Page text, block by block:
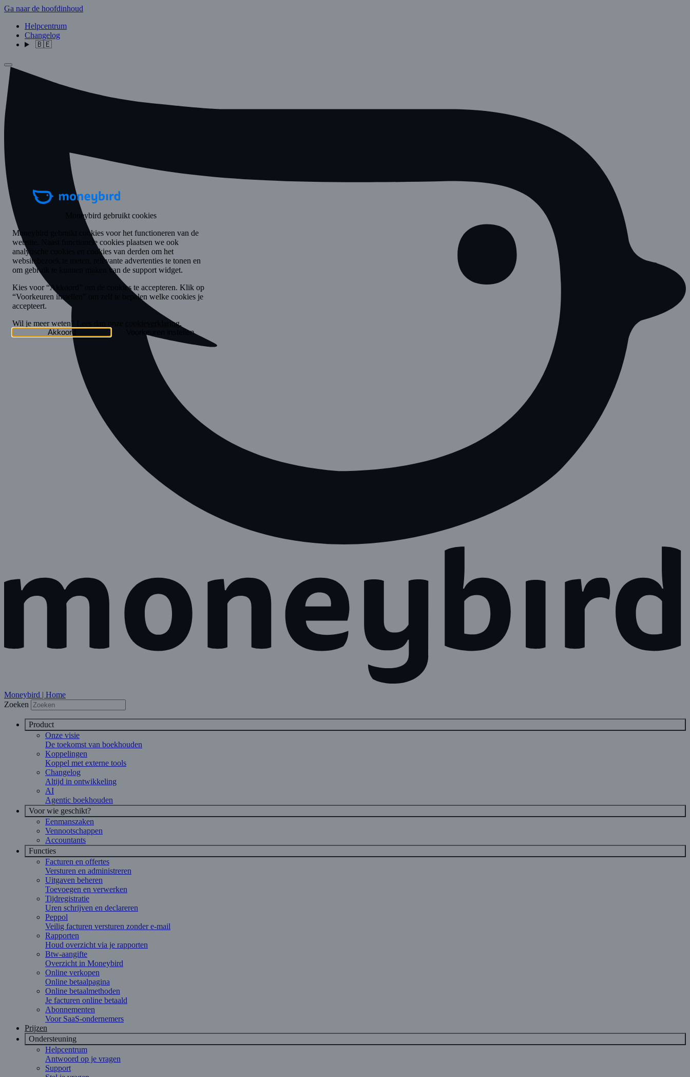
Ga naar de hoofdinhoud
Helpcentrum
Changelog
🇧🇪
Moneybird | Home
Zoeken
Product
Onze visie
De toekomst van boekhouden
Koppelingen
Koppel met externe tools
Changelog
Altijd in ontwikkeling
AI
Agentic boekhouden
Voor wie geschikt?
Eenmanszaken
Vennootschappen
Accountants
Functies
Facturen en offertes
Versturen en administreren
Uitgaven beheren
Toevoegen en verwerken
Tijdregistratie
Uren schrijven en declareren
Peppol
Veilig facturen versturen zonder e-mail
Rapporten
Houd overzicht via je rapporten
Btw-aangifte
Overzicht in Moneybird
Online verkopen
Online betaalpagina
Online betaalmethoden
Je facturen online betaald
Abonnementen
Voor SaaS-ondernemers
Prijzen
Ondersteuning
Helpcentrum
Antwoord op je vragen
Support